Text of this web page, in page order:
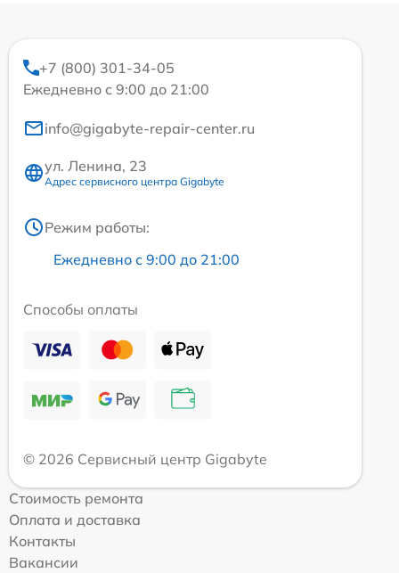
+7 (800) 301-34-05
Ежедневно с 9:00 до 21:00
info@gigabyte-repair-center.ru
ул. Ленина, 23
Адрес сервисного центра Gigabyte
Режим работы:
Ежедневно с 9:00 до 21:00
Способы оплаты
© 2026 Сервисный центр Gigabyte
Стоимость ремонта
Оплата и доставка
Контакты
Вакансии